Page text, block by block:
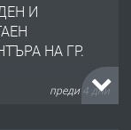
И
НА ГР.
преди 4 дни